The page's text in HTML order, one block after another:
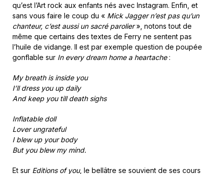
qu’est l’Art rock aux enfants nés avec Instagram. Enfin, et
sans vous faire le coup du « Mick Jagger n’est pas qu’un
chanteur, c’est aussi un sacré parolier», notons tout de
même que certains des textes de Ferry ne sentent pas
l’huile de vidange. Il est par exemple question de poupée
gonflable sur In every dream home a heartache:
My breath is inside you
I’ll dress you up daily
And keep you till death sighs
Inflatable doll
Lover ungrateful
I blew up your body
But you blew my mind.
Et sur Editions of you, le bellâtre se souvient de ses cours